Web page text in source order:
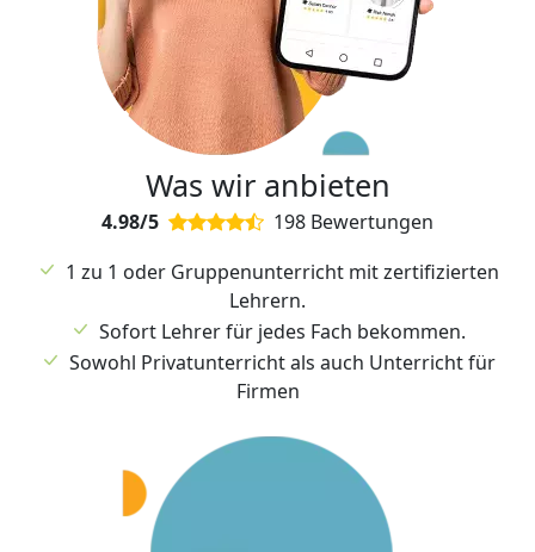
Was wir anbieten
4.98/5
198 Bewertungen
1 zu 1 oder Gruppenunterricht mit zertifizierten
Lehrern.
Sofort Lehrer für jedes Fach bekommen.
Sowohl Privatunterricht als auch Unterricht für
Firmen